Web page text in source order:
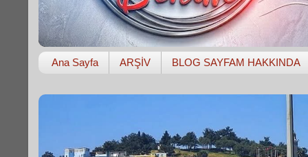
Ana Sayfa ARŞİV BLOG SAYFAM HAKKINDA